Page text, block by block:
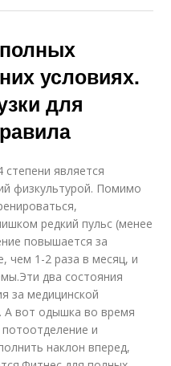
условиях.
для
является
физкультурой. Помимо
редкий пульс (менее
повышается за
чем 1-2 раза в месяц, и
два состояния
за медицинской
вот одышка во время
и
наклон вперед,